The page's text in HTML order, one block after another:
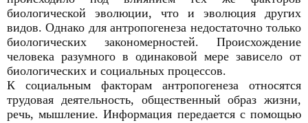
биологической эволюции, что и эволюция других
видов. Однако для антропогенеза недостаточно только
биологических закономерностей. Происхождение
человека разумного в одинаковой мере зависело от
биологических и социальных процессов.
К социальным факторам антропогенеза относятся
трудовая деятельность, общественный образ жизни,
речь, мышление. Информация передается с помощью